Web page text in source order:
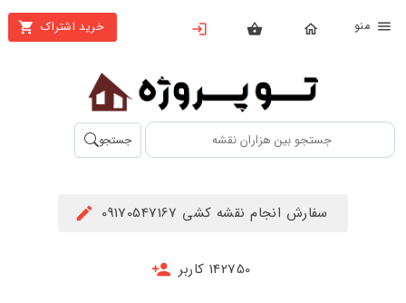
خرید اشتراک
بستن
محصولات
تهیه
اشتراک
جستجو
سفارش انجام نقشه کشی 09170547167
142750 کاربر